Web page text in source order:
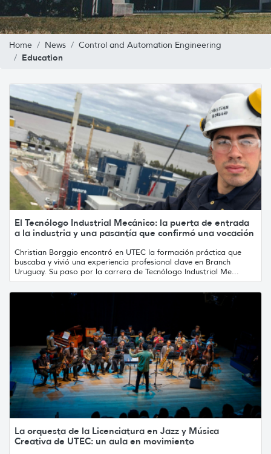
Home News Control and Automation Engineering
Education
El Tecnólogo Industrial Mecánico: la puerta de entrada
a la industria y una pasantía que confirmó una vocación
Christian Borggio encontró en UTEC la formación práctica que
buscaba y vivió una experiencia profesional clave en Branch
Uruguay. Su paso por la carrera de Tecnólogo Industrial Me...
La orquesta de la Licenciatura en Jazz y Música
Creativa de UTEC: un aula en movimiento